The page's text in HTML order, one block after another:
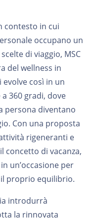
contesto in cui
occupano un
di viaggio, MSC
del wellness in
evolve così in un
360 gradi, dove
persona diventano
Con una proposta
rigeneranti e
concetto di vacanza,
un’occasione per
proprio equilibrio.
introdurrà
la rinnovata